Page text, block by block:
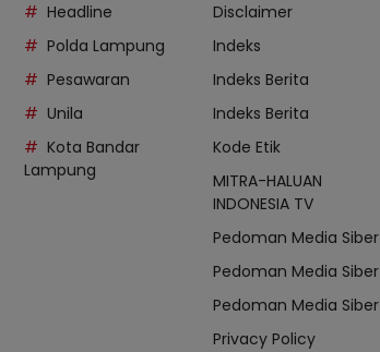
Headline
Polda Lampung
Pesawaran
Unila
Kota Bandar
Lampung
Disclaimer
Indeks
Indeks Berita
Indeks Berita
Kode Etik
MITRA-HALUAN
INDONESIA TV
Pedoman Media Siber
Pedoman Media Siber
Pedoman Media Siber
Privacy Policy